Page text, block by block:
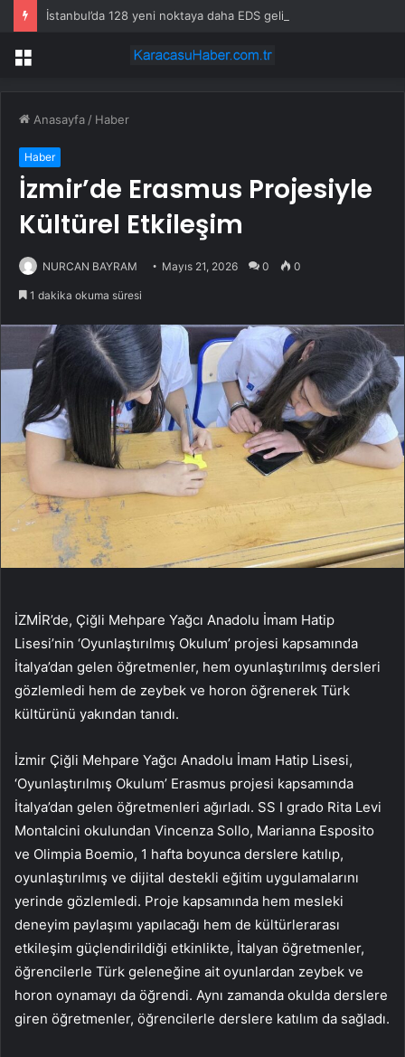
İstanbul’da 128 yeni noktaya daha EDS geliyor
Menü
Anasayfa / Haber
Haber
İzmir’de Erasmus Projesiyle
Kültürel Etkileşim
NURCAN BAYRAM Mayıs 21, 2026 0 0
1 dakika okuma süresi
İZMİR’de, Çiğli Mehpare Yağcı Anadolu İmam Hatip
Lisesi’nin ‘Oyunlaştırılmış Okulum’ projesi kapsamında
İtalya’dan gelen öğretmenler, hem oyunlaştırılmış dersleri
gözlemledi hem de zeybek ve horon öğrenerek Türk
kültürünü yakından tanıdı.
İzmir Çiğli Mehpare Yağcı Anadolu İmam Hatip Lisesi,
‘Oyunlaştırılmış Okulum’ Erasmus projesi kapsamında
İtalya’dan gelen öğretmenleri ağırladı. SS I grado Rita Levi
Montalcini okulundan Vincenza Sollo, Marianna Esposito
ve Olimpia Boemio, 1 hafta boyunca derslere katılıp,
oyunlaştırılmış ve dijital destekli eğitim uygulamalarını
yerinde gözlemledi. Proje kapsamında hem mesleki
deneyim paylaşımı yapılacağı hem de kültürlerarası
etkileşim güçlendirildiği etkinlikte, İtalyan öğretmenler,
öğrencilerle Türk geleneğine ait oyunlardan zeybek ve
horon oynamayı da öğrendi. Aynı zamanda okulda derslere
giren öğretmenler, öğrencilerle derslere katılım da sağladı.